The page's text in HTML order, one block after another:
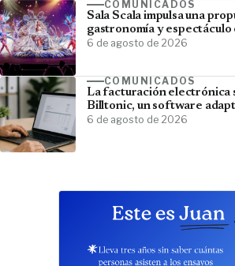
COMUNICADOS
Sala Scala impulsa una
gastronomía y espectáculo
6 de agosto de 2026
COMUNICADOS
La facturación electrónica
Billtonic, un software
6 de agosto de 2026